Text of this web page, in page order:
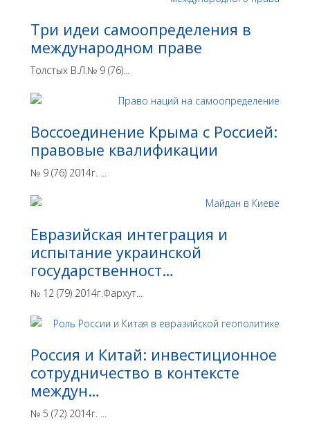
Три идеи самоопределения в
международном праве
Толстых В.Л.№ 9 (76)...
Воссоединение Крыма с Россией:
правовые квалификации
№ 9 (76) 2014г. ...
Евразийская интеграция и
испытание украинской
государственност…
№ 12 (79) 2014г.Фархут...
Россия и Китай: инвестиционное
сотрудничество в контексте
междун…
№ 5 (72) 2014г. ...